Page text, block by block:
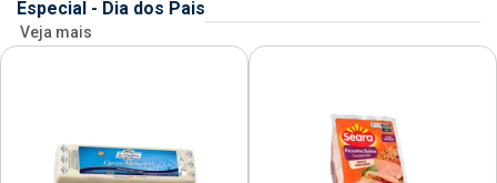
Especial - Dia dos Pais
Veja mais